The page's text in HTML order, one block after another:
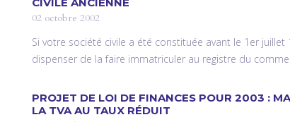
02 octobre 2002
Si votre société civile a été constituée avant le 1er juillet
dispenser de la faire immatriculer au registre du
PROJET DE LOI DE FINANCES POUR 2003 :
LA TVA AU TAUX RÉDUIT